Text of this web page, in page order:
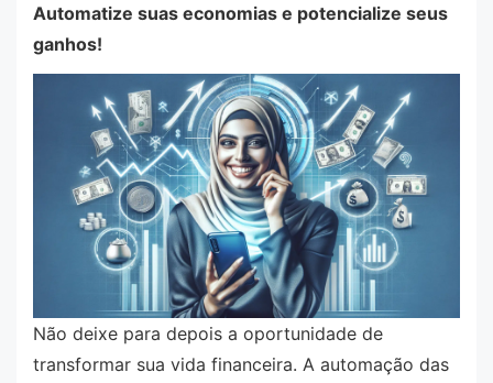
Automatize suas economias e potencialize seus
ganhos!
Não deixe para depois a oportunidade de
transformar sua vida financeira. A automação das